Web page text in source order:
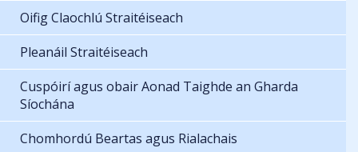
Oifig Claochlú Straitéiseach
Pleanáil Straitéiseach
Cuspóirí agus obair Aonad Taighde an Gharda
Síochána
Chomhordú Beartas agus Rialachais